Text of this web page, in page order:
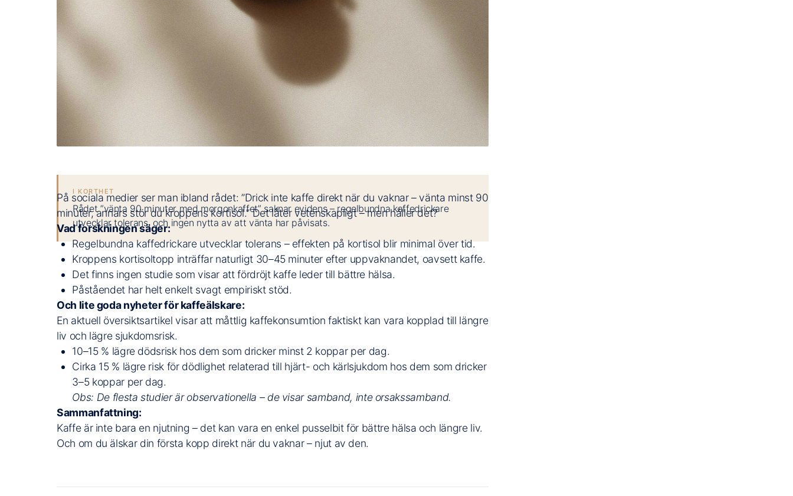
I KORTHET
Rådet ”vänta 90 minuter med morgonkaffet” saknar evidens – regelbundna kaffedrickare
utvecklar tolerans, och ingen nytta av att vänta har påvisats.
På sociala medier ser man ibland rådet: ”Drick inte kaffe direkt när du vaknar – vänta minst 90
minuter, annars stör du kroppens kortisol.” Det låter vetenskapligt – men håller det?
Vad forskningen säger:
Regelbundna kaffedrickare utvecklar tolerans – effekten på kortisol blir minimal över tid.
Kroppens kortisoltopp inträffar naturligt 30–45 minuter efter uppvaknandet, oavsett kaffe.
Det finns ingen studie som visar att fördröjt kaffe leder till bättre hälsa.
Påståendet har helt enkelt svagt empiriskt stöd.
Och lite goda nyheter för kaffeälskare:
En aktuell översiktsartikel visar att måttlig kaffekonsumtion faktiskt kan vara kopplad till längre
liv och lägre sjukdomsrisk.
10–15 % lägre dödsrisk hos dem som dricker minst 2 koppar per dag.
Cirka 15 % lägre risk för dödlighet relaterad till hjärt- och kärlsjukdom hos dem som dricker
3–5 koppar per dag.
Obs: De flesta studier är observationella – de visar samband, inte orsakssamband.
Sammanfattning:
Kaffe är inte bara en njutning – det kan vara en enkel pusselbit för bättre hälsa och längre liv.
Och om du älskar din första kopp direkt när du vaknar – njut av den.